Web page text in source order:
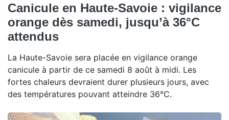
Canicule en Haute-Savoie : vigilance
orange dès samedi, jusqu’à 36°C
attendus
La Haute-Savoie sera placée en vigilance orange
canicule à partir de ce samedi 8 août à midi. Les
fortes chaleurs devraient durer plusieurs jours, avec
des températures pouvant atteindre 36°C.